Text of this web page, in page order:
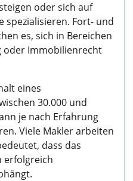
oder sich auf
spezialisieren. Fort- und
es, sich in Bereichen
oder Immobilienrecht
eines
30.000 und
je nach Erfahrung
Viele Makler arbeiten
dass das
erfolgreich